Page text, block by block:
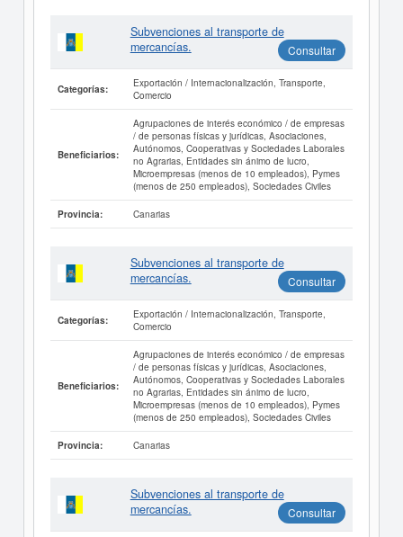
Subvenciones al transporte de
mercancías.
Consultar
Categorías:
Exportación / Internacionalización, Transporte,
Comercio
Beneficiarios:
Agrupaciones de interés económico / de empresas
/ de personas físicas y jurídicas, Asociaciones,
Autónomos, Cooperativas y Sociedades Laborales
no Agrarias, Entidades sin ánimo de lucro,
Microempresas (menos de 10 empleados), Pymes
(menos de 250 empleados), Sociedades Civiles
Provincia: Canarias
Subvenciones al transporte de
mercancías.
Consultar
Categorías:
Exportación / Internacionalización, Transporte,
Comercio
Beneficiarios:
Agrupaciones de interés económico / de empresas
/ de personas físicas y jurídicas, Asociaciones,
Autónomos, Cooperativas y Sociedades Laborales
no Agrarias, Entidades sin ánimo de lucro,
Microempresas (menos de 10 empleados), Pymes
(menos de 250 empleados), Sociedades Civiles
Provincia: Canarias
Subvenciones al transporte de
mercancías.
Consultar